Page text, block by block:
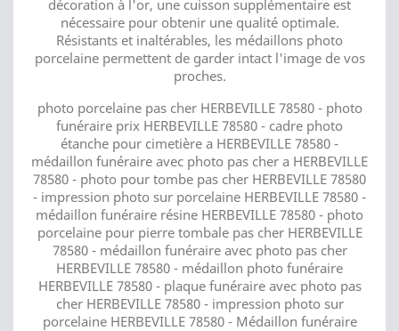
décoration à l'or, une cuisson supplémentaire est
nécessaire pour obtenir une qualité optimale.
Résistants et inaltérables, les médaillons photo
porcelaine permettent de garder intact l'image de vos
proches.
photo porcelaine pas cher HERBEVILLE 78580 - photo
funéraire prix HERBEVILLE 78580 - cadre photo
étanche pour cimetière a HERBEVILLE 78580 -
médaillon funéraire avec photo pas cher a HERBEVILLE
78580 - photo pour tombe pas cher HERBEVILLE 78580
- impression photo sur porcelaine HERBEVILLE 78580 -
médaillon funéraire résine HERBEVILLE 78580 - photo
porcelaine pour pierre tombale pas cher HERBEVILLE
78580 - médaillon funéraire avec photo pas cher
HERBEVILLE 78580 - médaillon photo funéraire
HERBEVILLE 78580 - plaque funéraire avec photo pas
cher HERBEVILLE 78580 - impression photo sur
porcelaine HERBEVILLE 78580 - Médaillon funéraire